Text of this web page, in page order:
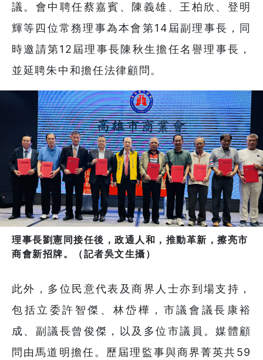
議。會中聘任蔡嘉賓、陳義雄、王柏欣、登明
輝等四位常務理事為本會第14屆副理事長，同
時邀請第12屆理事長陳秋生擔任名譽理事長，
並延聘朱中和擔任法律顧問。
理事長劉憲同接任後，政通人和，推動革新，擦亮市
商會新招牌。（記者吳文生攝）
此外，多位民意代表及商界人士亦到場支持，
包括立委許智傑、林岱樺，市議會議長康裕
成、副議長曾俊傑，以及多位市議員。媒體顧
問由馬道明擔任。歷屆理監事與商界菁英共59